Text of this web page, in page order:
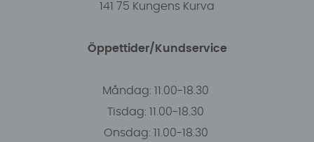
141 75 Kungens Kurva
Öppettider/Kundservice
Måndag: 11.00-18.30
Tisdag: 11.00-18.30
Onsdag: 11.00-18.30